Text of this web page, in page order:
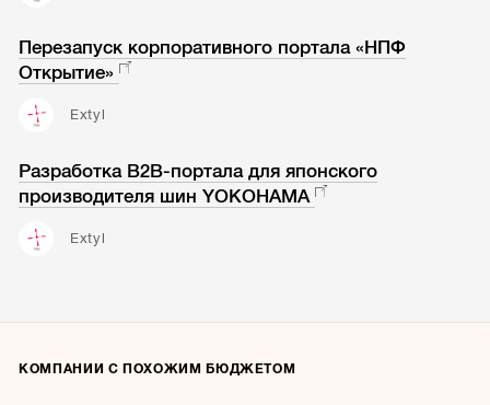
Перезапуск корпоративного портала «НПФ
Открытие»
Extyl
Разработка В2В-портала для японского
производителя шин YOKOHAMA
Extyl
КОМПАНИИ С ПОХОЖИМ БЮДЖЕТОМ